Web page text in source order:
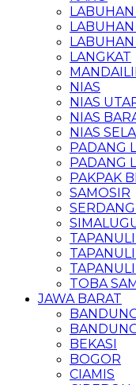
LABUHAN
LANGKAT
NIAS
NIAS
NIAS
NIAS
PADANG
PADANG
PAKPAK
SAMOSIR
TOBA
JAWA BARAT
BEKASI
BOGOR
CIAMIS